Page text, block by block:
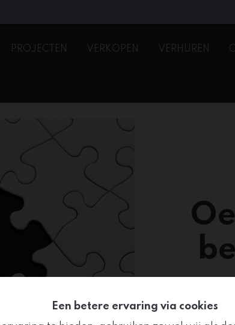
Een betere ervaring via cookies
PROJECTEN VERKOPEN VERHUREN